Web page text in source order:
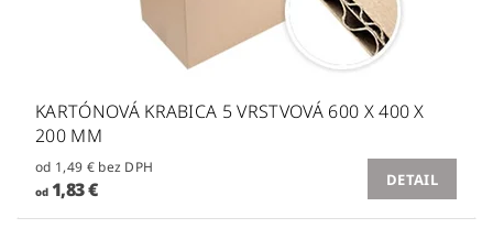
KARTÓNOVÁ KRABICA 5 VRSTVOVÁ 600 X 400 X
200 MM
od 1,49 € bez DPH
od1,83 € DETAIL